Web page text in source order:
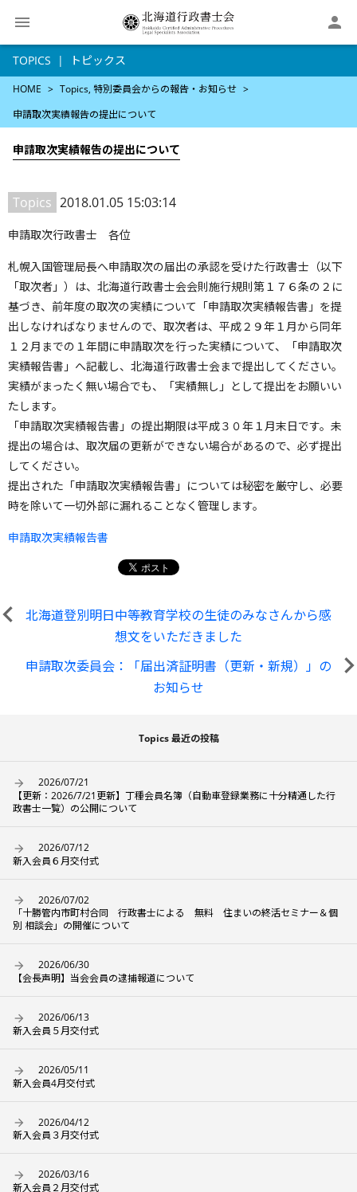

TOPICS トピックス
HOME Topics 特別委員会からの報告・お知らせ
申請取次実績報告の提出について
申請取次実績報告の提出について
Topics 2018.01.05 15:03:14
申請取次行政書士 各位
札幌入国管理局長へ申請取次の届出の承認を受けた行政書士（以下
「取次者」）は、北海道行政書士会会則施行規則第１７６条の２に
基づき、前年度の取次の実績について「申請取次実績報告書」を提
出しなければなりませんので、取次者は、平成２９年１月から同年
１２月までの１年間に申請取次を行った実績について、「申請取次
実績報告書」へ記載し、北海道行政書士会まで提出してください。
実績がまったく無い場合でも、「実績無し」として提出をお願いい
たします。
「申請取次実績報告書」の提出期限は平成３０年１月末日です。未
提出の場合は、取次届の更新ができない場合があるので、必ず提出
してください。
提出された「申請取次実績報告書」については秘密を厳守し、必要
時を除いて一切外部に漏れることなく管理します。
申請取次実績報告書
北海道登別明日中等教育学校の生徒のみなさんから感
想文をいただきました
申請取次委員会：「届出済証明書（更新・新規）」の
お知らせ
Topics 最近の投稿
2026/07/21
【更新：2026/7/21更新】丁種会員名簿（自動車登録業務に十分精通した行
政書士一覧）の公開について
2026/07/12
新入会員６月交付式
2026/07/02
「十勝管内市町村合同 行政書士による 無料 住まいの終活セミナー＆個
別 相談会」の開催について
2026/06/30
【会長声明】当会会員の逮捕報道について
2026/06/13
新入会員５月交付式
2026/05/11
新入会員4月交付式
2026/04/12
新入会員３月交付式
2026/03/16
新入会員２月交付式